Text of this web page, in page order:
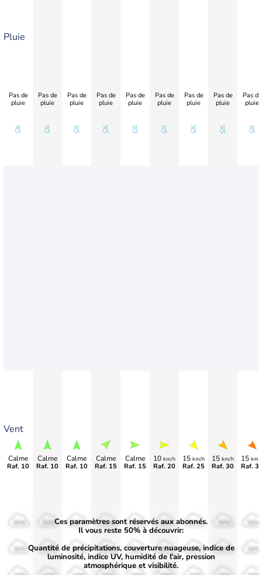
Pluie
Vent
Pas de
pluie
Calme
Raf. 10
Pas de
pluie
Calme
Raf. 10
Pas de
pluie
Calme
Raf. 10
Pas de
pluie
Calme
Raf. 15
Pas de
pluie
Calme
Raf. 15
Pas de
pluie
10 km/h
Raf. 20
Pas de
pluie
15 km/h
Raf. 25
Pas de
pluie
15 km/h
Raf. 30
Pas de
pluie
15 km/
Raf.
50%
30%
50%
30%
50%
30%
50%
30%
50%
30%
50%
30%
50%
30% 30% 30%
Ces paramètres sont réservés aux abonnés.
Il vous reste 50% à découvrir:
Quantité de précipitations, couverture nuageuse, indice de
luminosité, indice UV, humidité de l'air, pression
atmosphérique et visibilité.